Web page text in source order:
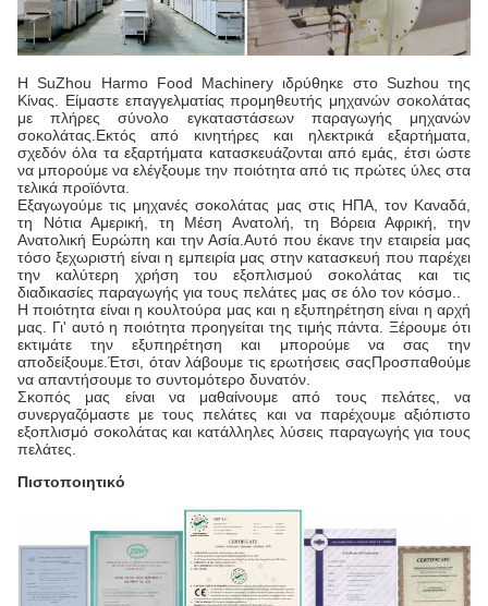
Η SuZhou Harmo Food Machinery ιδρύθηκε στο Suzhou της
Κίνας. Είμαστε επαγγελματίας προμηθευτής μηχανών σοκολάτας
με πλήρες σύνολο εγκαταστάσεων παραγωγής μηχανών
σοκολάτας.Εκτός από κινητήρες και ηλεκτρικά εξαρτήματα,
σχεδόν όλα τα εξαρτήματα κατασκευάζονται από εμάς, έτσι ώστε
να μπορούμε να ελέγξουμε την ποιότητα από τις πρώτες ύλες στα
τελικά προϊόντα.
Εξαγωγούμε τις μηχανές σοκολάτας μας στις ΗΠΑ, τον Καναδά,
τη Νότια Αμερική, τη Μέση Ανατολή, τη Βόρεια Αφρική, την
Ανατολική Ευρώπη και την Ασία.Αυτό που έκανε την εταιρεία μας
τόσο ξεχωριστή είναι η εμπειρία μας στην κατασκευή που παρέχει
την καλύτερη χρήση του εξοπλισμού σοκολάτας και τις
διαδικασίες παραγωγής για τους πελάτες μας σε όλο τον κόσμο..
Η ποιότητα είναι η κουλτούρα μας και η εξυπηρέτηση είναι η αρχή
μας. Γι' αυτό η ποιότητα προηγείται της τιμής πάντα. Ξέρουμε ότι
εκτιμάτε την εξυπηρέτηση και μπορούμε να σας την
αποδείξουμε.Έτσι, όταν λάβουμε τις ερωτήσεις σαςΠροσπαθούμε
να απαντήσουμε το συντομότερο δυνατόν.
Σκοπός μας είναι να μαθαίνουμε από τους πελάτες, να
συνεργαζόμαστε με τους πελάτες και να παρέχουμε αξιόπιστο
εξοπλισμό σοκολάτας και κατάλληλες λύσεις παραγωγής για τους
πελάτες.
Πιστοποιητικό